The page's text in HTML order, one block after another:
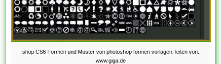
shop CS6 Formen und Muster von photoshop formen vorlagen, leiten von:
www.giga.de